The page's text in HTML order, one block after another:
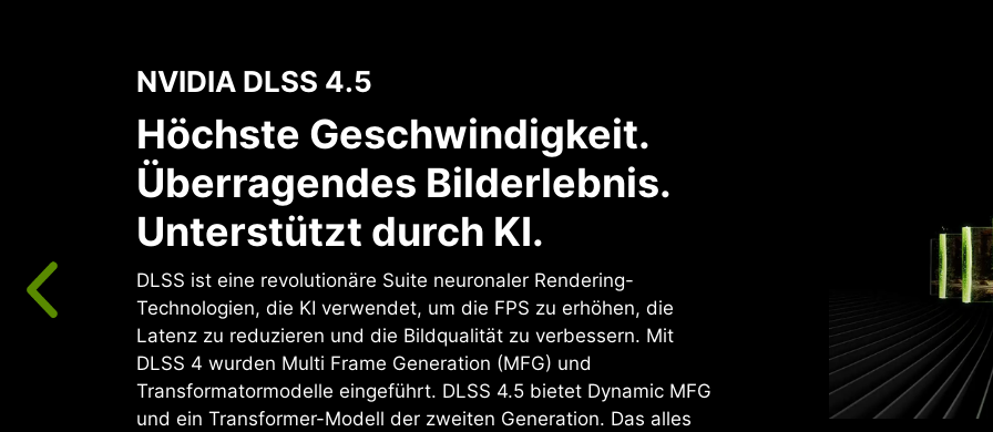
NVIDIA DLSS 4.5
Höchste Geschwindigkeit.
Überragendes Bilderlebnis.
Unterstützt durch KI.
DLSS ist eine revolutionäre Suite neuronaler Rendering-
Technologien, die KI verwendet, um die FPS zu erhöhen, die
Latenz zu reduzieren und die Bildqualität zu verbessern. Mit
DLSS 4 wurden Multi Frame Generation (MFG) und
Transformatormodelle eingeführt. DLSS 4.5 bietet Dynamic MFG
und ein Transformer-Modell der zweiten Generation. Das alles